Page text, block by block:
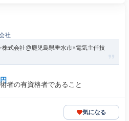
社
式会社@鹿児島県垂水市×電気主任技
者の有資格者であること
気になる